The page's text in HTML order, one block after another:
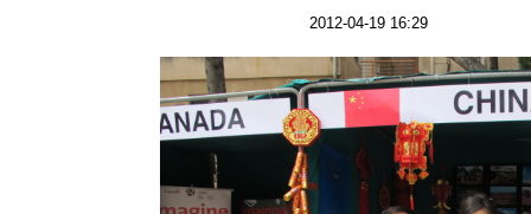
2012-04-19 16:29